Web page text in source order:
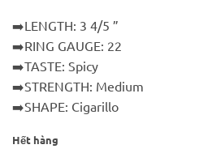
➡️LENGTH: 3 4/5 ”
➡️RING GAUGE: 22
➡️TASTE: Spicy
➡️STRENGTH: Medium
➡️SHAPE: Cigarillo
Hết hàng